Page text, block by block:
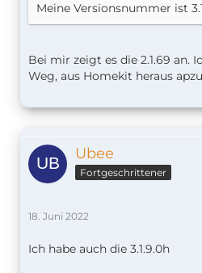
Meine Versionsnummer ist
Bei mir zeigt es die 2.1.69 an.
Weg, aus Homekit heraus
Ubee
Fortgeschrittener
18. Juni 2022
Ich habe auch die 3.1.9.0h